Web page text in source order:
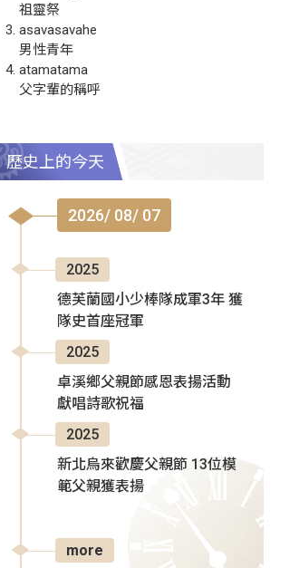
祖靈祭
asavasavahe
男性青年
atamatama
父字輩的稱呼
歷史上的今天
2026/ 08/ 07
2025
德芙蘭國小少棒隊成軍3年 獲
隊史首座冠軍
2025
卓溪鄉父親節感恩表揚活動
獻唱詩歌祝福
2025
新北烏來歡慶父親節 13位模
範父親獲表揚
more